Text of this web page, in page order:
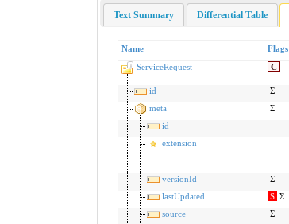
Text Summary Differential Table
Name Flags
ServiceRequest
C
id
Σ
meta
Σ
id
extension
versionId
Σ
lastUpdated
S Σ
source
Σ